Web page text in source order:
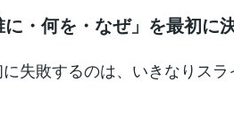
・何を・なぜ」を最初に
失敗するのは、いきなりス